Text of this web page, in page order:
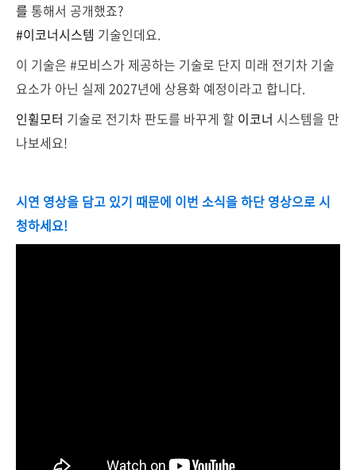
를 통해서 공개했죠?
#이코너시스템 기술인데요.
이 기술은 #모비스가 제공하는 기술로 단지 미래 전기차 기술
요소가 아닌 실제 2027년에 상용화 예정이라고 합니다.
인휠모터 기술로 전기차 판도를 바꾸게 할 이코너 시스템을 만
나보세요!
시연 영상을 담고 있기 때문에 이번 소식을 하단 영상으로 시
청하세요!